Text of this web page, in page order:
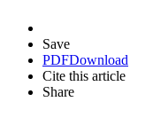
Save
PDFDownload
Cite this article
Share